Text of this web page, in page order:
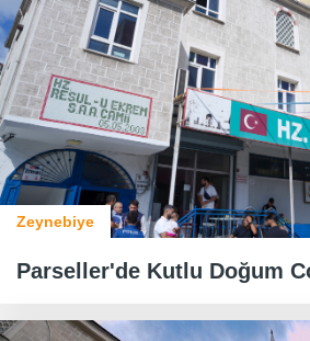
Zeynebiye
​​​​​​​Parseller'de Kutlu Doğum